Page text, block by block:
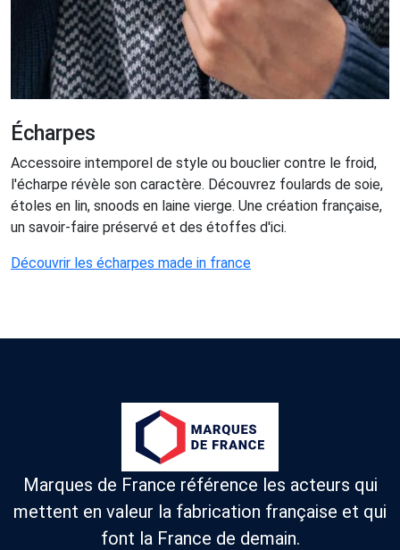
Écharpes
Accessoire intemporel de style ou bouclier contre le froid,
l'écharpe révèle son caractère. Découvrez foulards de soie,
étoles en lin, snoods en laine vierge. Une création française,
un savoir-faire préservé et des étoffes d'ici.
Découvrir les écharpes made in france
Marques de France référence les acteurs qui
mettent en valeur la fabrication française et qui
font la France de demain.